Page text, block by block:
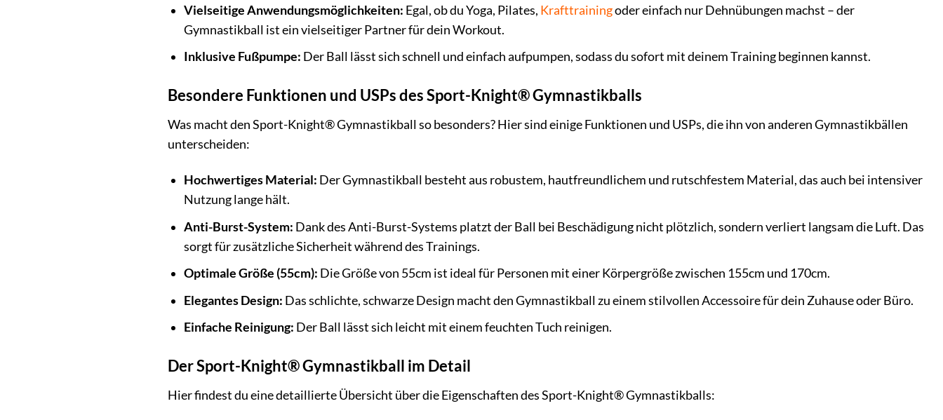
Vielseitige Anwendungsmöglichkeiten: Egal, ob du Yoga, Pilates, Krafttrainingoder einfach nur Dehnübungen machst – der
Gymnastikball ist ein vielseitiger Partner für dein Workout.
Inklusive Fußpumpe: Der Ball lässt sich schnell und einfach aufpumpen, sodass du sofort mit deinem Training beginnen kannst.
Besondere Funktionen und USPs des Sport-Knight® Gymnastikballs
Was macht den Sport-Knight® Gymnastikball so besonders? Hier sind einige Funktionen und USPs, die ihn von anderen Gymnastikbällen
unterscheiden:
Hochwertiges Material: Der Gymnastikball besteht aus robustem, hautfreundlichem und rutschfestem Material, das auch bei intensiver
Nutzung lange hält.
Anti-Burst-System: Dank des Anti-Burst-Systems platzt der Ball bei Beschädigung nicht plötzlich, sondern verliert langsam die Luft. Das
sorgt für zusätzliche Sicherheit während des Trainings.
Optimale Größe (55cm): Die Größe von 55cm ist ideal für Personen mit einer Körpergröße zwischen 155cm und 170cm.
Elegantes Design: Das schlichte, schwarze Design macht den Gymnastikball zu einem stilvollen Accessoire für dein Zuhause oder Büro.
Einfache Reinigung: Der Ball lässt sich leicht mit einem feuchten Tuch reinigen.
Der Sport-Knight® Gymnastikball im Detail
Hier findest du eine detaillierte Übersicht über die Eigenschaften des Sport-Knight® Gymnastikballs: